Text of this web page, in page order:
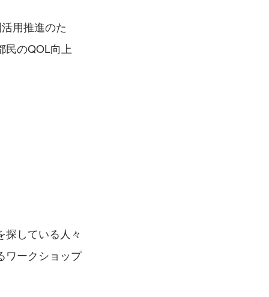
用推進のた
民のQOL向上
している人々
ワークショップ